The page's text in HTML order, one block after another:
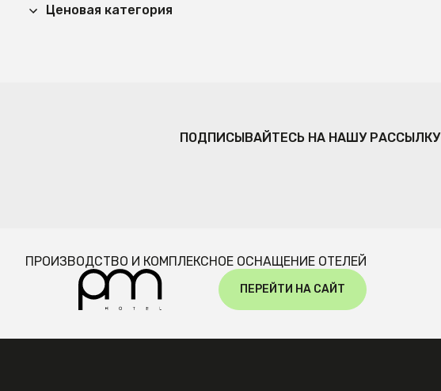
Ценовая категория
ПОДПИСЫВАЙТЕСЬ НА НАШУ РАССЫЛКУ
ПРОИЗВОДСТВО И КОМПЛЕКСНОЕ ОСНАЩЕНИЕ ОТЕЛЕЙ
ПЕРЕЙТИ НА САЙТ